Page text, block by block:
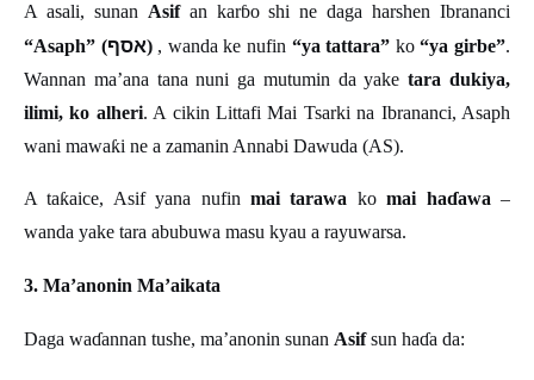
A asali, sunan Asifan karɓo shi ne daga harshen Ibrananci
“Asaph” (אסף), wanda ke nufin “ya tattara” ko“ya girbe”.
Wannan ma’ana tana nuni ga mutumin da yaketara dukiya,
ilimi, ko alheri. A cikin Littafi Mai Tsarki na Ibrananci, Asaph
wani mawaƙi ne a zamanin Annabi Dawuda (AS).
A taƙaice, Asif yana nufin mai tarawa komai haɗawa –
wanda yake tara abubuwa masu kyau a rayuwarsa.
3. Ma’anonin Ma’aikata
Daga waɗannan tushe, ma’anonin sunan Asifsun haɗa da: